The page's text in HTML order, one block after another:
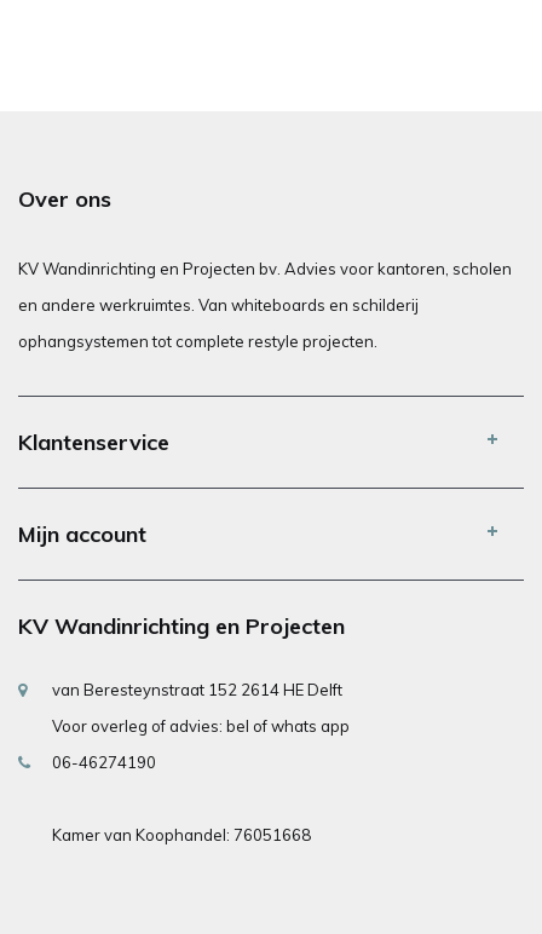
Over ons
KV Wandinrichting en Projecten bv. Advies voor kantoren, scholen
en andere werkruimtes. Van whiteboards en schilderij
ophangsystemen tot complete restyle projecten.
Klantenservice
Mijn account
KV Wandinrichting en Projecten
van Beresteynstraat 152 2614 HE Delft
Voor overleg of advies: bel of whats app
06-46274190
Kamer van Koophandel: 76051668